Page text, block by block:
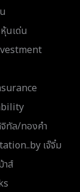
นเด่น
ทัล/ทองคำ
เจ๊จิ๋ม
าส์